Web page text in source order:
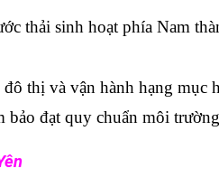
thải sinh hoạt phía Nam
thị và vận hành hạng mục
bảo đạt quy chuẩn môi